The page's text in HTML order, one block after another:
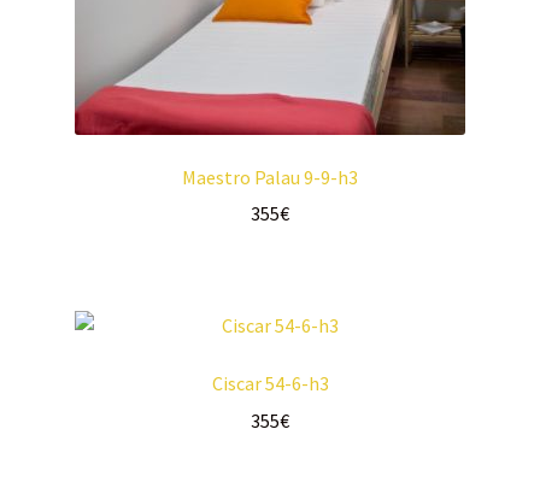
Maestro Palau 9-9-h3
355€
Ciscar 54-6-h3
355€